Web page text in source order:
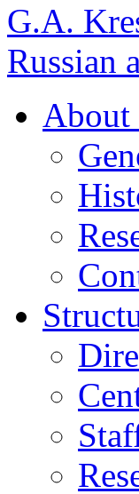
G.A.
Russian
About